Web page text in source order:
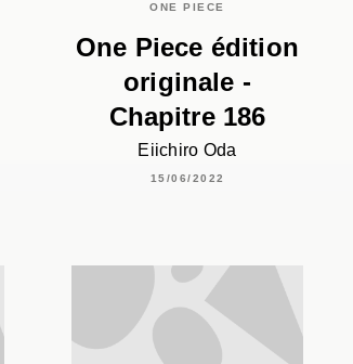
ONE PIECE
One Piece édition
originale -
Chapitre 186
Eiichiro Oda
15/06/2022